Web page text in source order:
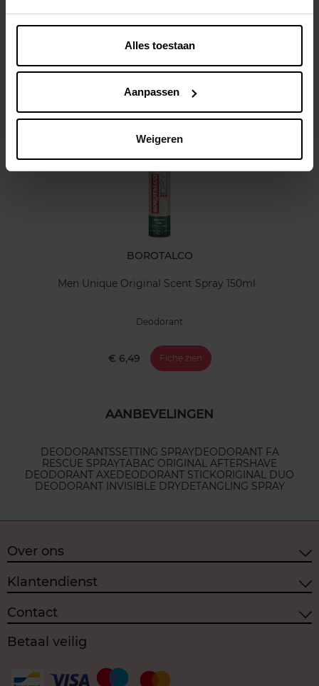
Alles toestaan
Aanpassen
Weigeren
Gebruiksadvies
Kenmerken
Nog iets vergeten ?
BOROTALCO
Men Unique Original Scent Spray 150ml
Deodorant
€ 6,49 Fiche zien
AANBEVELINGEN
DEODORANTSSETTING SPRAYDEODORANT FA
RESCUE SPRAYTABAC ORIGINAL AFTERSHAVE
DEODORANT AXEDEODORANT STICKORIGINAL DUO
DEODORANT INVISIBLE DRYDETANGLING SPRAY
Over ons
Klantendienst
Contact
Betaal veilig